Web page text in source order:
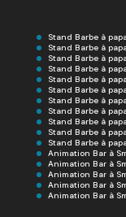
Stand Barbe à
Stand Barbe à
Stand Barbe à
Stand Barbe à
Stand Barbe à
Stand Barbe à
Stand Barbe à
Stand Barbe à
Stand Barbe à
Stand Barbe à
Stand Barbe à
Animation Bar à
Animation Bar à
Animation Bar à
Animation Bar à
Animation Bar à